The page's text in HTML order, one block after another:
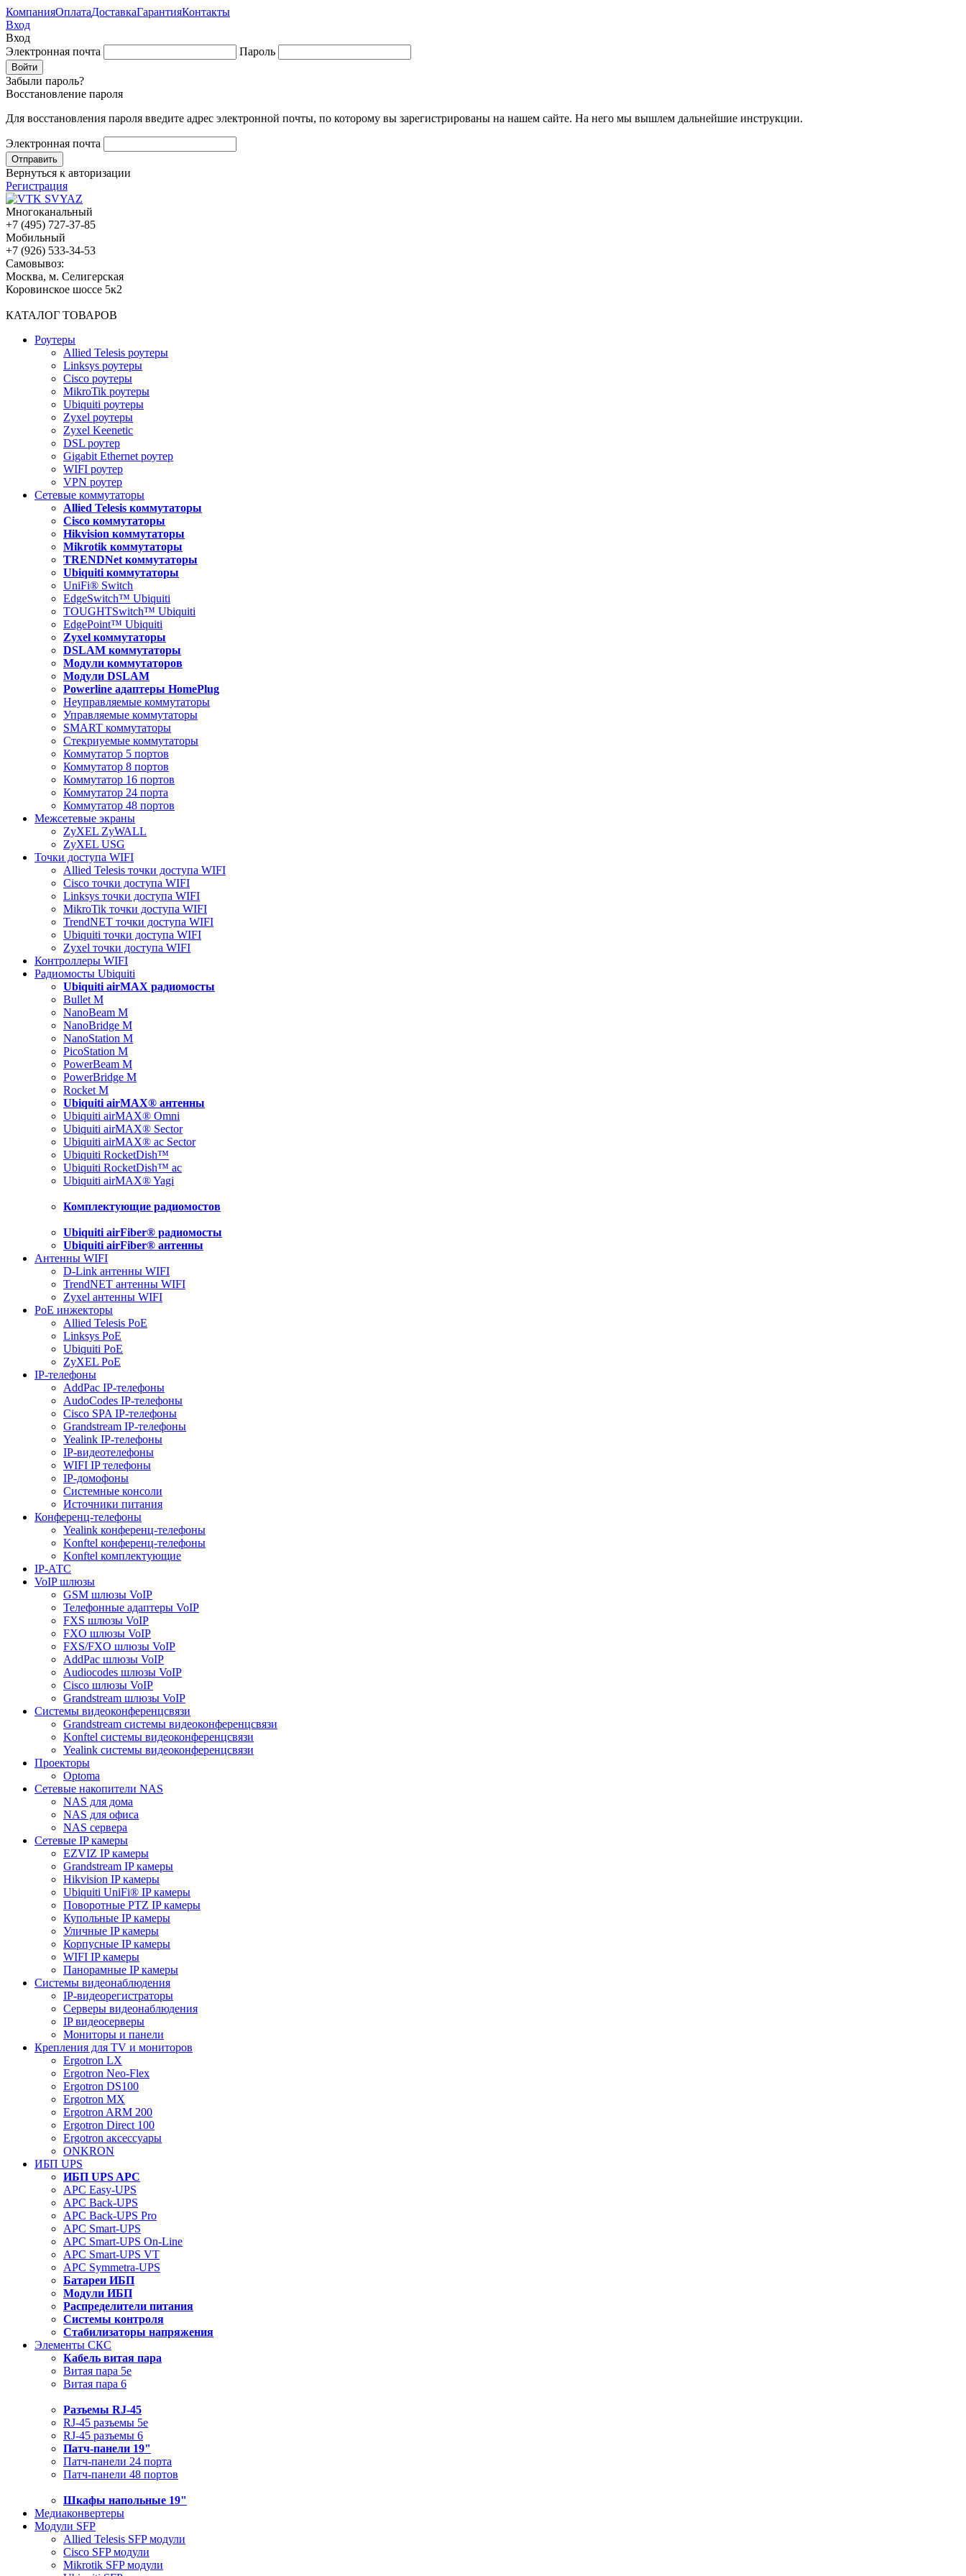
КомпанияОплатаДоставкаГарантияКонтакты
Вход
Вход
Электронная почта
Пароль
Забыли пароль?
Восстановление пароля
Для восстановления пароля введите адрес электронной почты, по которому вы зарегистрированы на нашем сайте. На него мы вышлем дальнейшие инструкции.
Электронная почта
Вернуться к авторизации
Регистрация
Многоканальный
+7 (495) 727-37-85
Мобильный
+7 (926) 533-34-53
Cамовывоз:
Москва, м. Селигерская
Коровинское шоссе 5к2
КАТАЛОГ ТОВАРОВ
Роутеры
Allied Telesis роутеры
Linksys роутеры
Cisco роутеры
MikroTik роутеры
Ubiquiti роутеры
Zyxel роутеры
Zyxel Keenetic
DSL роутер
Gigabit Ethernet роутер
WIFI роутер
VPN роутер
Сетевые коммутаторы
Allied Telesis коммутаторы
Cisco коммутаторы
Hikvision коммутаторы
Mikrotik коммутаторы
TRENDNet коммутаторы
Ubiquiti коммутаторы
UniFi® Switch
EdgeSwitch™ Ubiquiti
TOUGHTSwitch™ Ubiquiti
EdgePoint™ Ubiquiti
Zyxel коммутаторы
DSLAM коммутаторы
Модули коммутаторов
Модули DSLAM
Powerline адаптеры HomePlug
Неуправляемые коммутаторы
Управляемые коммутаторы
SMART коммутаторы
Стекриуемые коммутаторы
Коммутатор 5 портов
Коммутатор 8 портов
Коммутатор 16 портов
Коммутатор 24 порта
Коммутатор 48 портов
Межсетевые экраны
ZyXEL ZyWALL
ZyXEL USG
Точки доступа WIFI
Allied Telesis точки доступа WIFI
Cisco точки доступа WIFI
Linksys точки доступа WIFI
MikroTik точки доступа WIFI
TrendNET точки доступа WIFI
Ubiquiti точки доступа WIFI
Zyxel точки доступа WIFI
Контроллеры WIFI
Радиомосты Ubiquiti
Ubiquiti airMAX радиомосты
Bullet M
NanoBeam M
NanoBridge M
NanoStation M
PicoStation M
PowerBeam M
PowerBridge M
Rocket M
Ubiquiti airMAX® антенны
Ubiquiti airMAX® Omni
Ubiquiti airMAX® Sector
Ubiquiti airMAX® ac Sector
Ubiquiti RocketDish™
Ubiquiti RocketDish™ ac
Ubiquiti airMAX® Yagi
Комплектующие радиомостов
Ubiquiti airFiber® радиомосты
Ubiquiti airFiber® антенны
Антенны WIFI
D-Link антенны WIFI
TrendNET антенны WIFI
Zyxel антенны WIFI
PoE инжекторы
Allied Telesis PoE
Linksys PoE
Ubiquiti PoE
ZyXEL PoE
IP-телефоны
AddPac IP-телефоны
AudoCodes IP-телефоны
Cisco SPA IP-телефоны
Grandstream IP-телефоны
Yealink IP-телефоны
IP-видеотелефоны
WIFI IP телефоны
IP-домофоны
Системные консоли
Источники питания
Конференц-телефоны
Yealink конференц-телефоны
Konftel конференц-телефоны
Konftel комплектующие
IP-АТС
VoIP шлюзы
GSM шлюзы VoIP
Телефонные адаптеры VoIP
FXS шлюзы VoIP
FXO шлюзы VoIP
FXS/FXO шлюзы VoIP
AddPac шлюзы VoIP
Audiocodes шлюзы VoIP
Cisco шлюзы VoIP
Grandstream шлюзы VoIP
Системы видеоконференцсвязи
Grandstream системы видеоконференцсвязи
Konftel системы видеоконференцсвязи
Yealink системы видеоконференцсвязи
Проекторы
Optoma
Сетевые накопители NAS
NAS для дома
NAS для офиса
NAS сервера
Сетевые IP камеры
EZVIZ IP камеры
Grandstream IP камеры
Hikvision IP камеры
Ubiquiti UniFi® IP камеры
Поворотные PTZ IP камеры
Купольные IP камеры
Уличные IP камеры
Корпусные IP камеры
WIFI IP камеры
Панорамные IP камеры
Системы видеонаблюдения
IP-видеорегистраторы
Серверы видеонаблюдения
IP видеосерверы
Мониторы и панели
Крепления для TV и мониторов
Ergotron LX
Ergotron Neo-Flex
Ergotron DS100
Ergotron MX
Ergotron ARM 200
Ergotron Direct 100
Ergotron аксессуары
ONKRON
ИБП UPS
ИБП UPS APC
APC Easy-UPS
APC Back-UPS
APC Back-UPS Pro
APC Smart-UPS
APC Smart-UPS On-Line
APC Smart-UPS VT
APC Symmetra-UPS
Батареи ИБП
Модули ИБП
Распределители питания
Системы контроля
Стабилизаторы напряжения
Элементы СКС
Кабель витая пара
Витая пара 5e
Витая пара 6
Разъемы RJ-45
RJ-45 разъемы 5e
RJ-45 разъемы 6
Патч-панели 19"
Патч-панели 24 порта
Патч-панели 48 портов
Шкафы напольные 19"
Медиаконвертеры
Модули SFP
Allied Telesis SFP модули
Cisco SFP модули
Mikrotik SFP модули